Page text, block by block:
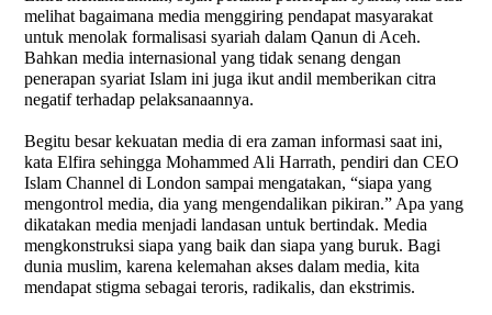
melihat bagaimana media menggiring pendapat masyarakat
untuk menolak formalisasi syariah dalam Qanun di Aceh.
Bahkan media internasional yang tidak senang dengan
penerapan syariat Islam ini juga ikut andil memberikan citra
negatif terhadap pelaksanaannya.
Begitu besar kekuatan media di era zaman informasi saat ini,
kata Elfira sehingga Mohammed Ali Harrath, pendiri dan CEO
Islam Channel di London sampai mengatakan, “siapa yang
mengontrol media, dia yang mengendalikan pikiran.” Apa yang
dikatakan media menjadi landasan untuk bertindak. Media
mengkonstruksi siapa yang baik dan siapa yang buruk. Bagi
dunia muslim, karena kelemahan akses dalam media, kita
mendapat stigma sebagai teroris, radikalis, dan ekstrimis.